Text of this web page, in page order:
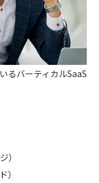
るバーティカルSaaS
）
）